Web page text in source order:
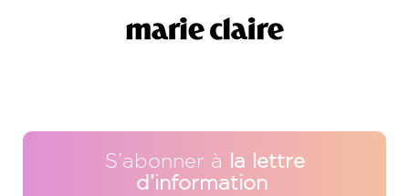
S’abonner à
la lettre
d’information